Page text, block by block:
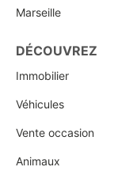
Marseille
DÉCOUVREZ
Immobilier
Véhicules
Vente occasion
Animaux